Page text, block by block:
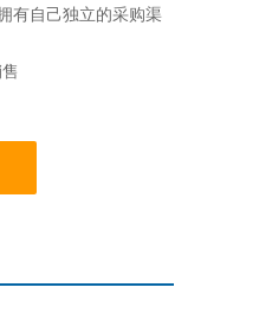
有自己独立的采购渠